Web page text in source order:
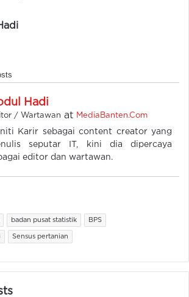
Hadi
/ Wartawan at MediaBanten.Com
Karir sebagai content creator yang
seputar IT, kini dia dipercaya
editor dan wartawan.
badan pusat statistik BPS
Sensus pertanian